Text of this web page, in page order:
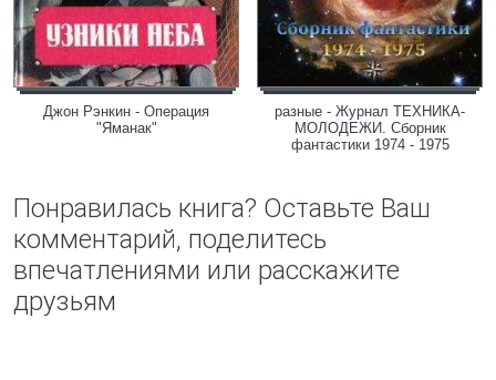
Джон Рэнкин - Операция
"Яманак"
разные - Журнал ТЕХНИКА-
МОЛОДЕЖИ. Сборник
фантастики 1974 - 1975
Понравилась книга? Оставьте Ваш
комментарий, поделитесь
впечатлениями или расскажите
друзьям